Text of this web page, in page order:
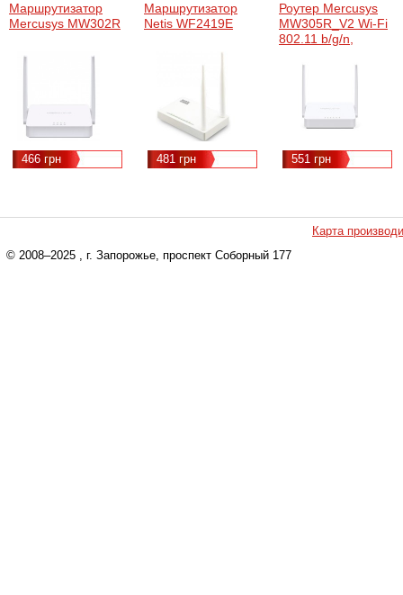
Маршрутизатор
Mercusys MW302R
466 грн
Маршрутизатор
Netis WF2419E
481 грн
Роутер Mercusys
MW305R_V2 Wi-Fi
802.11 b/g/n,
10/100Mb, режим
безопасности, PoE
551 грн
Карта
© 2008–2025 , г. Запорожье, проспект Соборный 177